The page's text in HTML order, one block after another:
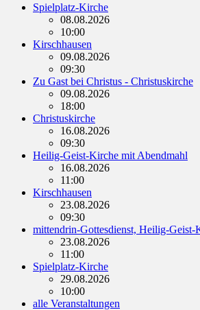
Spielplatz-Kirche
08.08.2026
10:00
Kirschhausen
09.08.2026
09:30
Zu Gast bei Christus - Christuskirche
09.08.2026
18:00
Christuskirche
16.08.2026
09:30
Heilig-Geist-Kirche mit Abendmahl
16.08.2026
11:00
Kirschhausen
23.08.2026
09:30
mittendrin-Gottesdienst, Heilig-Geist-
23.08.2026
11:00
Spielplatz-Kirche
29.08.2026
10:00
alle Veranstaltungen